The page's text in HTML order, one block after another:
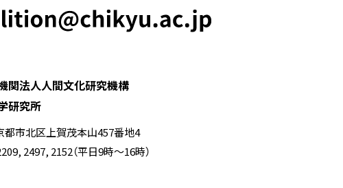
関法人人間文化研究機構
研究所
市北区上賀茂本山457番地4
2497, 2152（平日9時～16時）